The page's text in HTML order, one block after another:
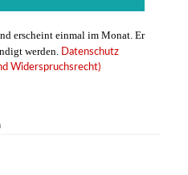
erscheint einmal im Monat. Er
werden. Datenschutz
Widerspruchsrecht)